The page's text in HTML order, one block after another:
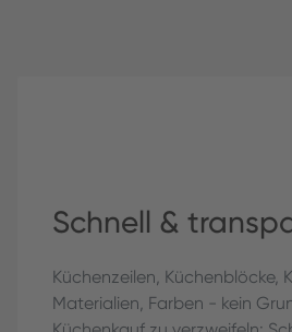
Schnell &
Küchenzeilen, Küchenblöcke,
Materialien, Farben - kein